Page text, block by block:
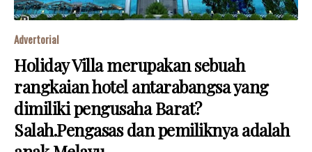
Advertorial
Holiday Villa merupakan sebuah
rangkaian hotel antarabangsa yang
dimiliki pengusaha Barat?
Salah.Pengasas dan pemiliknya adalah